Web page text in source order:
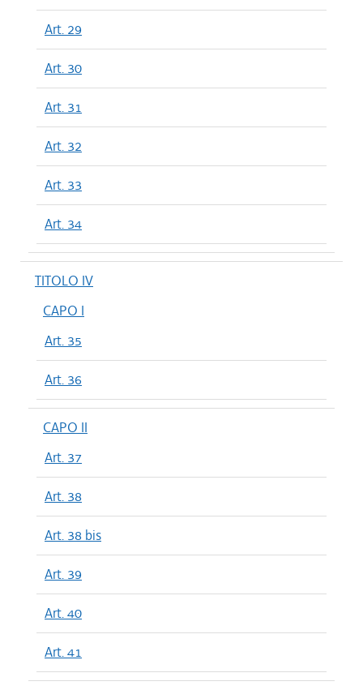
Art. 29
Art. 30
Art. 31
Art. 32
Art. 33
Art. 34
TITOLO IV
CAPO I
Art. 35
Art. 36
CAPO II
Art. 37
Art. 38
Art. 38 bis
Art. 39
Art. 40
Art. 41